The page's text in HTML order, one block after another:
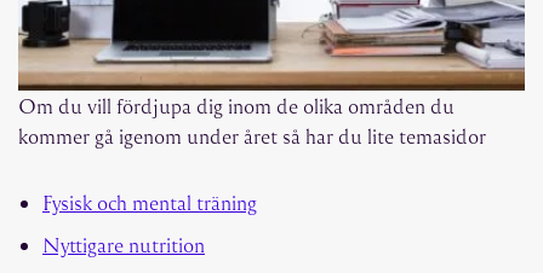
Om du vill fördjupa dig inom de olika områden du
kommer gå igenom under året så har du lite temasidor
Fysisk och mental träning
Nyttigare nutrition